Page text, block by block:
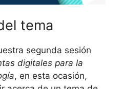
tema
segunda sesión
digitales para la
, en esta ocasión,